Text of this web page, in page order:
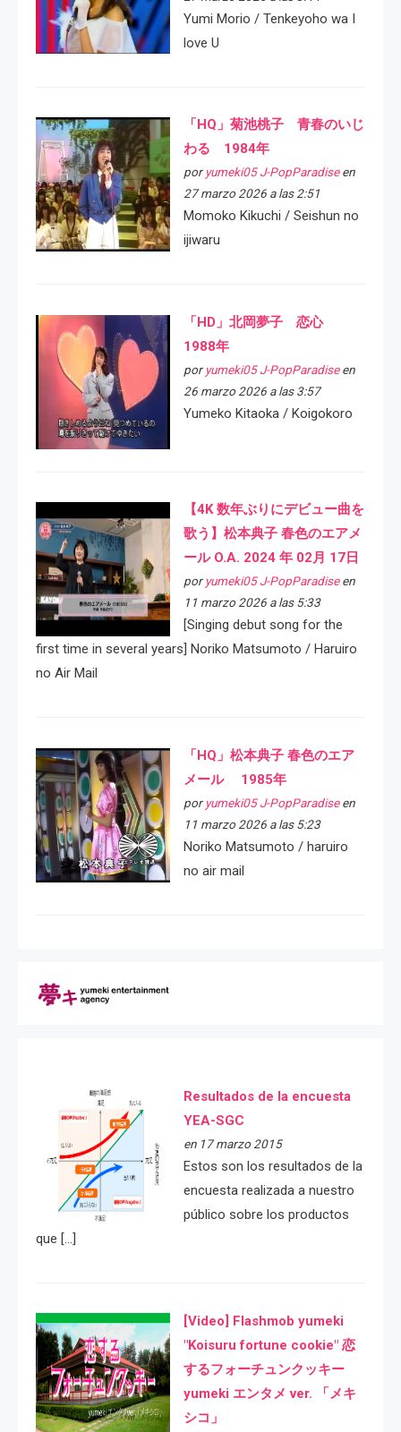
Yumi Morio / Tenkeyoho wa I
love U
「HQ」菊池桃子 青春のいじ
わる 1984年
por yumeki05 J-PopParadiseen
27 marzo 2026 a las 2:51
Momoko Kikuchi / Seishun no
ijiwaru
「HD」北岡夢子 恋心
1988年
por yumeki05 J-PopParadiseen
26 marzo 2026 a las 3:57
Yumeko Kitaoka / Koigokoro
【4K 数年ぶりにデビュー曲を
歌う】松本典子 春色のエアメ
ール O.A. 2024 年 02月 17日
por yumeki05 J-PopParadiseen
11 marzo 2026 a las 5:33
[Singing debut song for the
first time in several years] Noriko Matsumoto / Haruiro
no Air Mail
「HQ」松本典子 春色のエア
メール 1985年
por yumeki05 J-PopParadiseen
11 marzo 2026 a las 5:23
Noriko Matsumoto / haruiro
no air mail
Resultados de la encuesta
YEA-SGC
en 17 marzo 2015
Estos son los resultados de la
encuesta realizada a nuestro
público sobre los productos
que […]
[Video] Flashmob yumeki
"Koisuru fortune cookie" 恋
するフォーチュンクッキー
yumeki エンタメ ver. 「メキ
シコ」